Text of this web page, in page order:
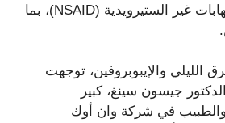
الأدوية المضادة للالتهابات غير الستيرويدية (NSAID)، بما
الليلي والإيبوبروفين، توجهت
جيسون سينغ، كبير
والطبيب في شركة وان أوك